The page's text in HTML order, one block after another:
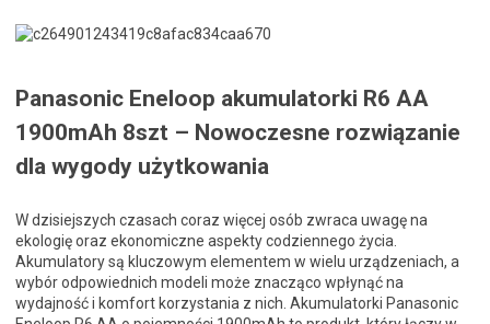
Panasonic Eneloop akumulatorki R6 AA
1900mAh 8szt – Nowoczesne rozwiązanie
dla wygody użytkowania
W dzisiejszych czasach coraz więcej osób zwraca uwagę na
ekologię oraz ekonomiczne aspekty codziennego życia.
Akumulatory są kluczowym elementem w wielu urządzeniach, a
wybór odpowiednich modeli może znacząco wpłynąć na
wydajność i komfort korzystania z nich. Akumulatorki Panasonic